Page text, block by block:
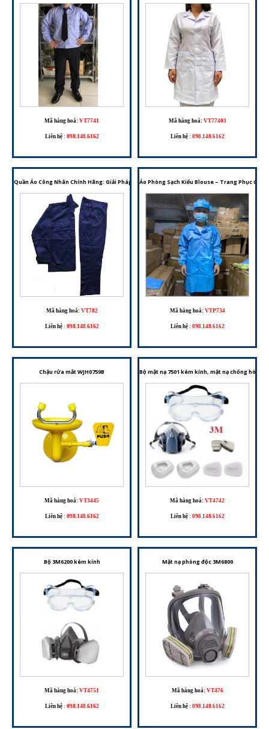
Mã hàng hoá: VT7741
Liên hệ : 098.148.6162
Mã hàng hoá: VT77403
Liên hệ : 098.148.6162
Quần Áo Công Nhân Chính Hãng: Giải Pháp Trang Phục Bảo Hộ Lao Động Tối Ưu
Mã hàng hoá: VT782
Liên hệ : 098.148.6162
Áo Phòng Sạch Kiểu Blouse – Trang Phục
Mã hàng hoá: VTP734
Liên hệ : 098.148.6162
Chậu rửa mắt WJH0759B
Mã hàng hoá: VT3445
Liên hệ : 098.148.6162
Bộ mặt nạ 7501 kèm kính, mặt nạ chống hóa
Mã hàng hoá: VT4742
Liên hệ : 098.148.6162
Bộ 3M6200 kèm kính
Mã hàng hoá: VT4751
Liên hệ : 098.148.6162
Mặt nạ phòng độc 3M6800
Mã hàng hoá: VT476
Liên hệ : 098.148.6162